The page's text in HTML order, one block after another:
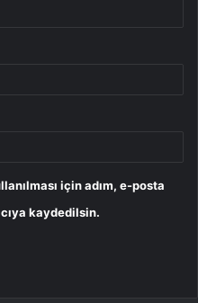
için adım, e-posta
kaydedilsin.